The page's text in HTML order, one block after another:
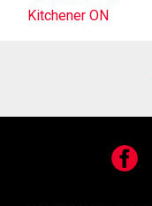
Kitchener ON
Facebook